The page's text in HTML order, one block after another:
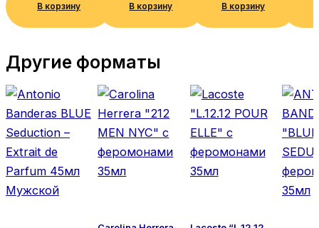
В корзину В корзину В корзину
Другие форматы